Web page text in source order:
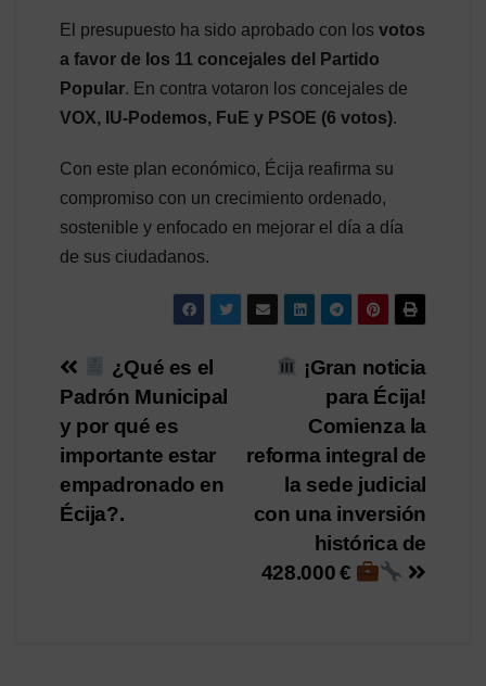
El presupuesto ha sido aprobado con los votos
a favor de los 11 concejales del Partido
Popular. En contra votaron los concejales de
VOX, IU-Podemos, FuE y PSOE (6 votos).
Con este plan económico, Écija reafirma su
compromiso con un crecimiento ordenado,
sostenible y enfocado en mejorar el día a día
de sus ciudadanos.
Navegación
de
entradas
¡Gran noticia
para Écija!
Comienza la
reforma integral de
la sede judicial
con una inversión
histórica de
428.000 €
¿Qué es el
Padrón Municipal
y por qué es
importante estar
empadronado en
Écija?.